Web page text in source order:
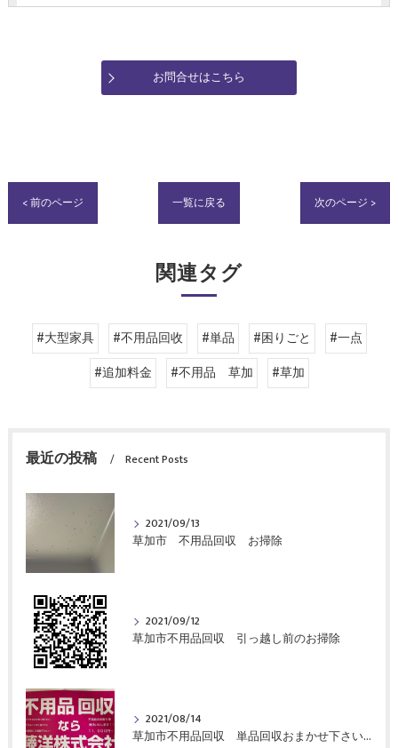
お問合せはこちら
< 前のページ 一覧に戻る 次のページ >
関連タグ
#大型家具 #不用品回收 #単品 #困りごと
#一点
#追加料金
#不用品 草加 #草加
最近の投稿 Recent Posts
2021/09/13
草加市 不用品回収 お掃除
2021/09/12
草加市不用品回収 引っ越し前のお掃除
2021/08/14
草加市不用品回収 単品回収おまかせ下さい！